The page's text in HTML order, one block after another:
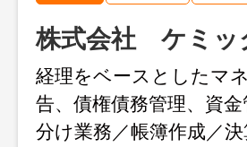
株式会社 ケミッ
経理をベースとした
告、債権債務管理
分け業務／帳簿作成／